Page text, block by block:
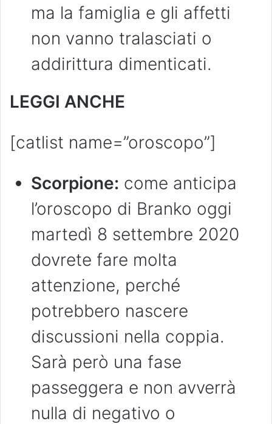
ma la famiglia e gli affetti
non vanno tralasciati o
addirittura dimenticati.
LEGGI ANCHE
[catlist name=”oroscopo”]
Scorpione: come anticipa
l’oroscopo di Branko oggi
martedì 8 settembre 2020
dovrete fare molta
attenzione, perché
potrebbero nascere
discussioni nella coppia.
Sarà però una fase
passeggera e non avverrà
nulla di negativo o